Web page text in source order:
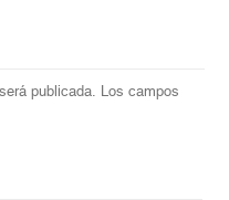
publicada. Los campos